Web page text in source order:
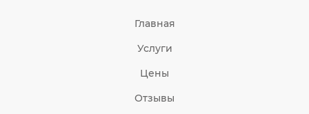
Главная
Услуги
Цены
Отзывы